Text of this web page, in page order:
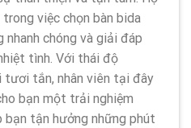
việc chọn bàn bida
nhanh chóng và giải đáp
tình. Với thái độ
tươi tắn, nhân viên tại đây
bạn một trải nghiệm
bạn tận hưởng những phút